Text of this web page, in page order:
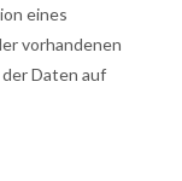
eines
vorhandenen
Daten auf